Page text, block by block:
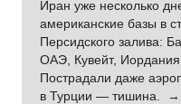
Иран уже несколько
американские базы в
Персидского залива:
ОАЭ, Кувейт, Иордания
Пострадали даже
в Турции — тишина. →